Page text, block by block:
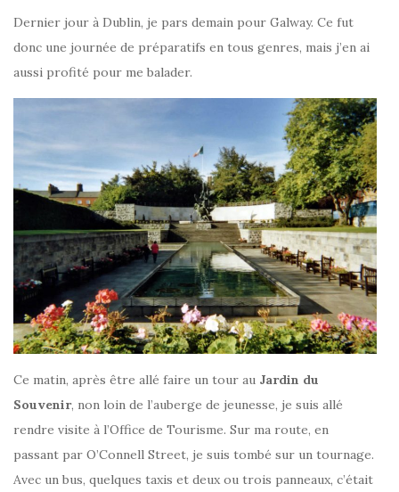
Dernier jour à Dublin, je pars demain pour Galway. Ce fut
donc une journée de préparatifs en tous genres, mais j’en ai
aussi profité pour me balader.
Ce matin, après être allé faire un tour au Jardin du
Souvenir, non loin de l’auberge de jeunesse, je suis allé
rendre visite à l’Office de Tourisme. Sur ma route, en
passant par O’Connell Street, je suis tombé sur un tournage.
Avec un bus, quelques taxis et deux ou trois panneaux, c’était